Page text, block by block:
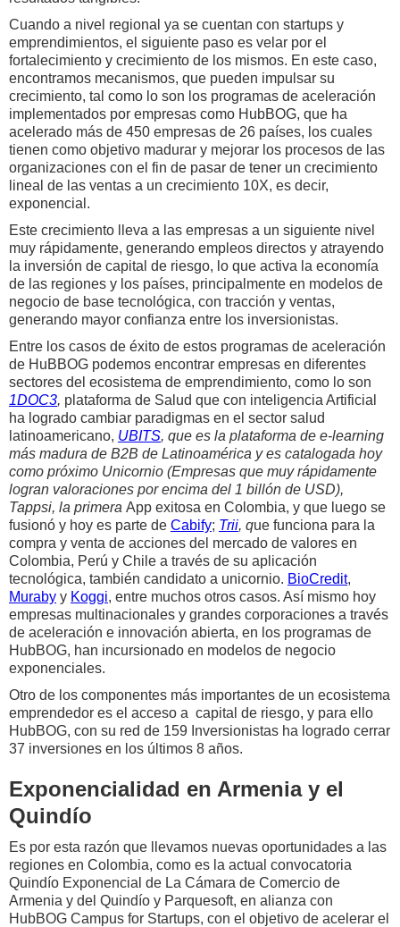
Cuando a nivel regional ya se cuentan con startups y
emprendimientos, el siguiente paso es velar por el
fortalecimiento y crecimiento de los mismos. En este caso,
encontramos mecanismos, que pueden impulsar su
crecimiento, tal como lo son los programas de aceleración
implementados por empresas como HubBOG, que ha
acelerado más de 450 empresas de 26 países, los cuales
tienen como objetivo madurar y mejorar los procesos de las
organizaciones con el fin de pasar de tener un crecimiento
lineal de las ventas a un crecimiento 10X, es decir,
exponencial.
Este crecimiento lleva a las empresas a un siguiente nivel
muy rápidamente, generando empleos directos y atrayendo
la inversión de capital de riesgo, lo que activa la economía
de las regiones y los países, principalmente en modelos de
negocio de base tecnológica, con tracción y ventas,
generando mayor confianza entre los inversionistas.
Entre los casos de éxito de estos programas de aceleración
de HuBBOG podemos encontrar empresas en diferentes
sectores del ecosistema de emprendimiento, como lo son
1DOC3, plataforma de Salud que con inteligencia Artificial
ha logrado cambiar paradigmas en el sector salud
latinoamericano, UBITS, que es la plataforma de e-learning
más madura de B2B de Latinoamérica y es catalogada hoy
como próximo Unicornio (Empresas que muy rápidamente
logran valoraciones por encima del 1 billón de USD),
Tappsi, la primera App exitosa en Colombia, y que luego se
fusionó y hoy es parte de Cabify; Trii, que funciona para la
compra y venta de acciones del mercado de valores en
Colombia, Perú y Chile a través de su aplicación
tecnológica, también candidato a unicornio. BioCredit,
Muraby y Koggi, entre muchos otros casos. Así mismo hoy
empresas multinacionales y grandes corporaciones a través
de aceleración e innovación abierta, en los programas de
HubBOG, han incursionado en modelos de negocio
exponenciales.
Otro de los componentes más importantes de un ecosistema
emprendedor es el acceso a capital de riesgo, y para ello
HubBOG, con su red de 159 Inversionistas ha logrado cerrar
37 inversiones en los últimos 8 años.
Exponencialidad en Armenia y el
Quindío
Es por esta razón que llevamos nuevas oportunidades a las
regiones en Colombia, como es la actual convocatoria
Quindío Exponencial de La Cámara de Comercio de
Armenia y del Quindío y Parquesoft, en alianza con
HubBOG Campus for Startups, con el objetivo de acelerar el